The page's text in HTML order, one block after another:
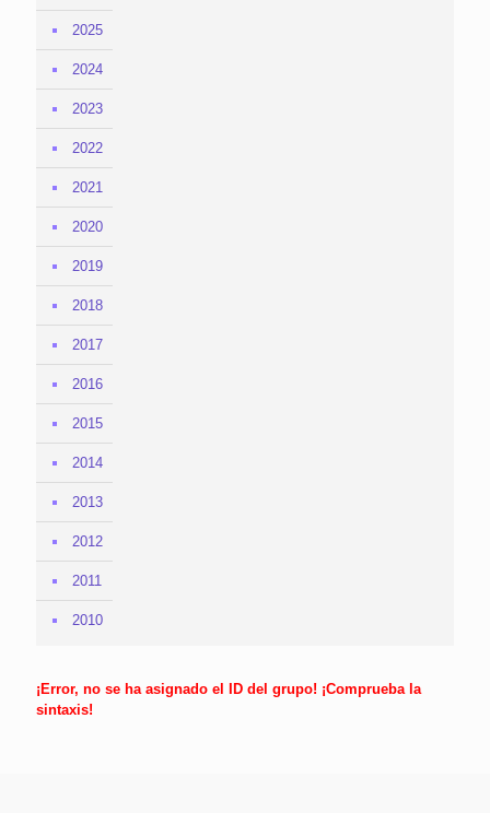
2025
2024
2023
2022
2021
2020
2019
2018
2017
2016
2015
2014
2013
2012
2011
2010
¡Error, no se ha asignado el ID del grupo! ¡Comprueba la
sintaxis!